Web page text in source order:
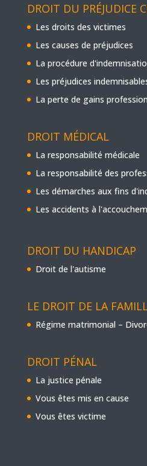
DROIT DU PRÉJUDICE
Les droits des victimes
Les causes de préjudices
La procédure
Les préjudices
La perte de gains
DROIT MÉDICAL
La responsabilité médicale
La responsabilité des
Les démarches aux fins
Les accidents à
DROIT DU HANDICAP
Droit de l'autisme
LE DROIT DE LA
Régime matrimonial –
DROIT PÉNAL
La justice pénale
Vous êtes mis en cause
Vous êtes victime